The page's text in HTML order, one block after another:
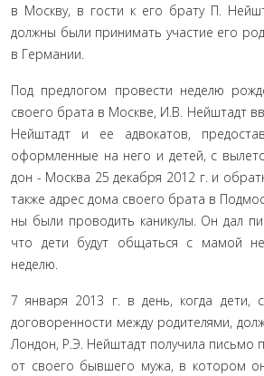
в Москву, в гости к его брату П.
должны были принимать участие его
в Германии.
Под предлогом провести неделю
своего брата в Москве, И.В. Нейштадт
Нейштадт и ее адвокатов,
оформленные на него и детей, с
дон - Москва 25 декабря 2012 г. и
также адрес дома своего брата в
ны были проводить каникулы. Он дал
что дети будут общаться с мамой
неделю.
7 января 2013 г. в день, когда дети,
договоренности между родителями,
Лондон, Р.Э. Нейштадт получила письмо
от своего бывшего мужа, в котором